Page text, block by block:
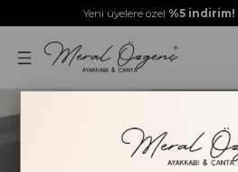
Yeni üyelere özel %5 indirim!